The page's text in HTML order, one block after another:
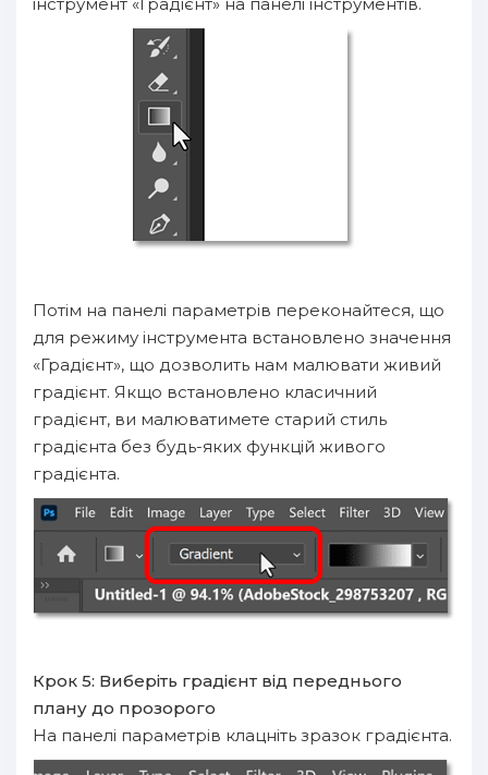
інструмент «Градієнт» на панелі інструментів.
Потім на панелі параметрів переконайтеся, що
для режиму інструмента встановлено значення
«Градієнт», що дозволить нам малювати живий
градієнт. Якщо встановлено класичний
градієнт, ви малюватимете старий стиль
градієнта без будь-яких функцій живого
градієнта.
Крок 5: Виберіть градієнт від переднього
плану до прозорого
На панелі параметрів клацніть зразок градієнта.